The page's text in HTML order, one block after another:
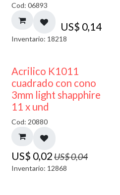
Cod: 06893
US$ 0,14
Inventario: 18218
50% DESCUENTO
Acrilico K1011
cuadrado con cono
3mm light shapphire
11 x und
Cod: 20880
US$ 0,02US$0,04
Inventario: 12868